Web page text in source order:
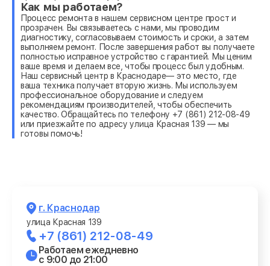
Как мы работаем?
Процесс ремонта в нашем сервисном центре прост и
прозрачен. Вы связываетесь с нами, мы проводим
диагностику, согласовываем стоимость и сроки, а затем
выполняем ремонт. После завершения работ вы получаете
полностью исправное устройство с гарантией. Мы ценим
ваше время и делаем все, чтобы процесс был удобным.
Наш сервисный центр в Краснодаре— это место, где
ваша техника получает вторую жизнь. Мы используем
профессиональное оборудование и следуем
рекомендациям производителей, чтобы обеспечить
качество. Обращайтесь по телефону +7 (861) 212-08-49
или приезжайте по адресу улица Красная 139 — мы
готовы помочь!
г. Краснодар
улица Красная 139
+7 (861) 212-08-49
Работаем ежедневно
с 9:00 до 21:00